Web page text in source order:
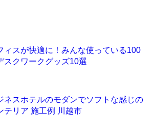
ィスが快適に！みんな使っている100
スクワークグッズ10選
ネスホテルのモダンでソフトな感じの
テリア 施工例 川越市